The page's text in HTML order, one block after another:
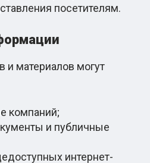
посетителям.
и материалов могут
компаний;
и публичные
интернет-